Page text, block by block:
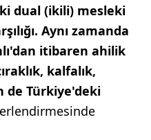
dual (ikili) mesleki
Aynı zamanda
itibaren ahilik
kalfalık,
de Türkiye'deki